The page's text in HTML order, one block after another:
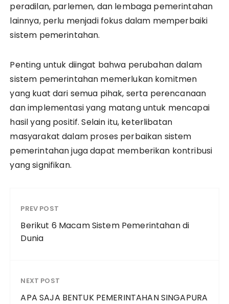
peradilan, parlemen, dan lembaga pemerintahan
lainnya, perlu menjadi fokus dalam memperbaiki
sistem pemerintahan.
Penting untuk diingat bahwa perubahan dalam
sistem pemerintahan memerlukan komitmen
yang kuat dari semua pihak, serta perencanaan
dan implementasi yang matang untuk mencapai
hasil yang positif. Selain itu, keterlibatan
masyarakat dalam proses perbaikan sistem
pemerintahan juga dapat memberikan kontribusi
yang signifikan.
PREV POST
Berikut 6 Macam Sistem Pemerintahan di
Dunia
NEXT POST
APA SAJA BENTUK PEMERINTAHAN SINGAPURA